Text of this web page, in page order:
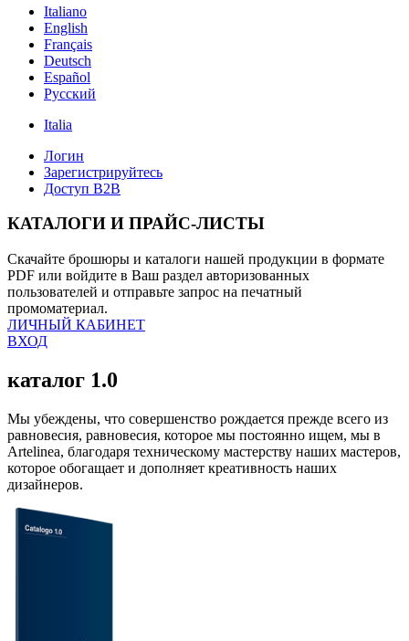
Italiano
English
Français
Deutsch
Español
Pусский
Italia
Логин
Зарегистрируйтесь
Доступ B2B
КАТАЛОГИ И ПРАЙС-ЛИСТЫ
Скачайте брошюры и каталоги нашей продукции в формате
PDF или войдите в Ваш раздел авторизованных
пользователей и отправьте запрос на печатный
промоматериал.
ЛИЧНЫЙ КАБИНЕТ
ВХОД
каталог 1.0
Мы убеждены, что совершенство рождается прежде всего из
равновесия, равновесия, которое мы постоянно ищем, мы в
Artelinea, благодаря техническому мастерству наших мастеров,
которое обогащает и дополняет креативность наших
дизайнеров.